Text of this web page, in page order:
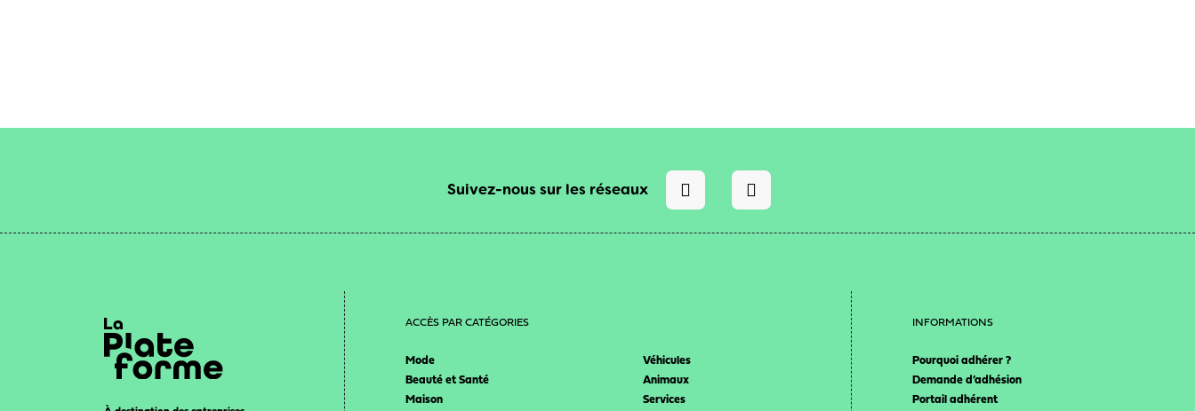
Suivez-nous sur les réseaux
ACCÈS PAR CATÉGORIES
Mode
Beauté et Santé
Maison
Véhicules
Animaux
Services
INFORMATIONS
Pourquoi adhérer ?
Demande d’adhésion
Portail adhérent